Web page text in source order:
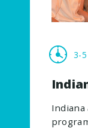
3-
Indiana